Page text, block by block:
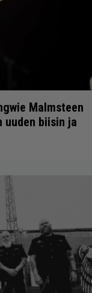
Malmsteen
uuden biisin ja